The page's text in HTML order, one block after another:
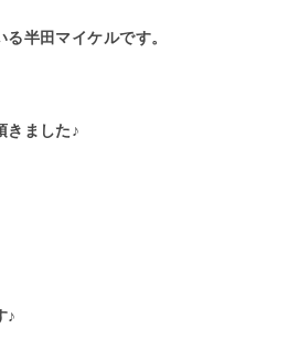
半田マイケルです。
きました♪
♪